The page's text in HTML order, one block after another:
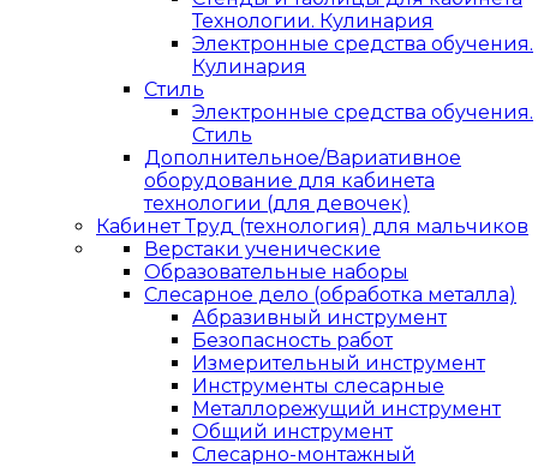
Технологии. Кулинария
Электронные средства обучения.
Кулинария
Стиль
Электронные средства обучения.
Стиль
Дополнительное/Вариативное
оборудование для кабинета
технологии (для девочек)
Кабинет Труд (технология) для мальчиков
Верстаки ученические
Образовательные наборы
Слесарное дело (обработка металла)
Абразивный инструмент
Безопасность работ
Измерительный инструмент
Инструменты слесарные
Металлорежущий инструмент
Общий инструмент
Слесарно-монтажный